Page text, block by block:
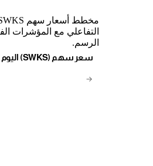
التفاعلي مع المؤشرات
الرسم.
→
(2026/08/06) اليوم (SWKS) سعر سهم